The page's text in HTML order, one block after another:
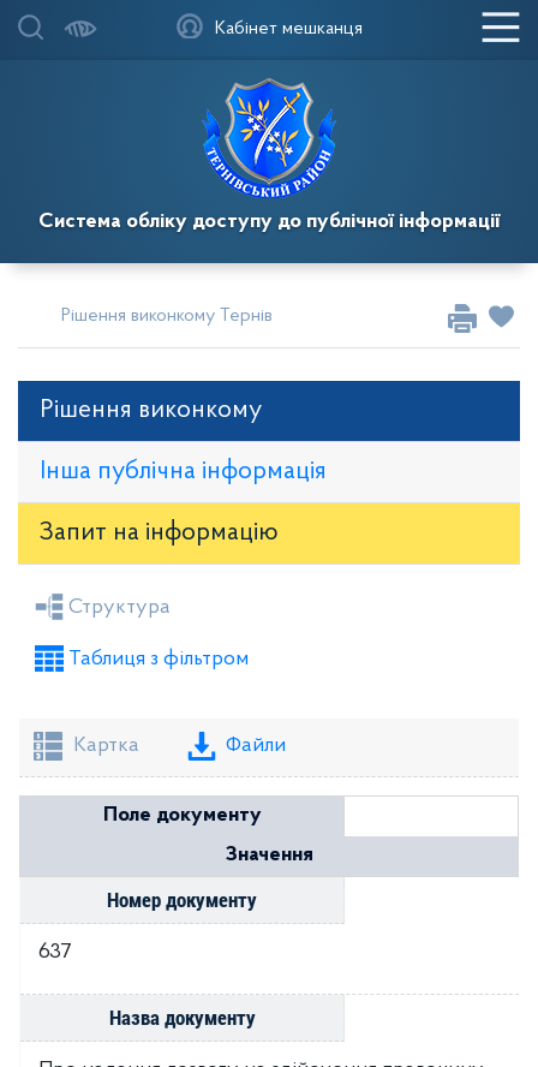
Система обліку доступу до публічної інформації
Кабінет мешканця
Рішення виконкому Тернівської районної у місті ради
Рішення виконкому
Інша публічна інформація
Запит на iнформацію
Засідання районної ради
Проекти рішень районної ради
Структура
Таблиця з фільтром
Картка Файли
Поле документу
Значення
Номер документу
637
Назва документу